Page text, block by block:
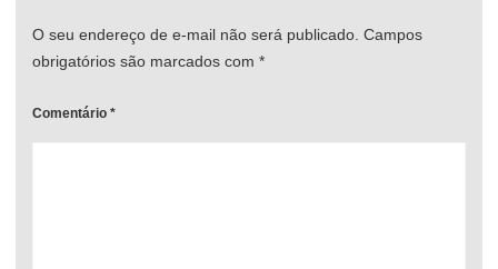
O seu endereço de e-mail não será publicado. Campos
obrigatórios são marcados com *
Comentário *